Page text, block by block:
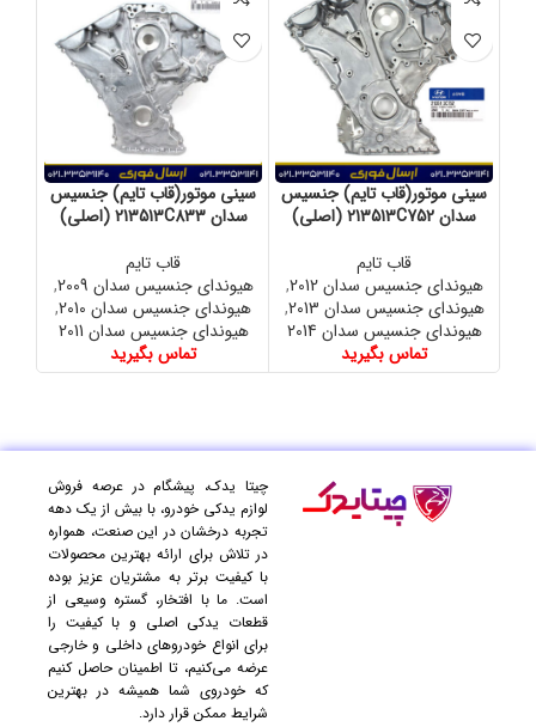
سینی موتور(قاب تایم) جنسیس
سدان 213513C752 (اصلی)
قاب تایم
هیوندای جنسیس سدان 2012
,
هیوندای جنسیس سدان 2013
,
هیوندای جنسیس سدان 2014
تماس بگیرید
سینی موتور(قاب تایم) جنسیس
سدان 213513C833 (اصلی)
قاب تایم
هیوندای جنسیس سدان 2009
,
هیوندای جنسیس سدان 2010
,
هیوندای جنسیس سدان 2011
تماس بگیرید
چیتا یدک، پیشگام در عرصه فروش
لوازم یدکی خودرو، با بیش از یک دهه
تجربه درخشان در این صنعت، همواره
در تلاش برای ارائه بهترین محصولات
با کیفیت برتر به مشتریان عزیز بوده
است. ما با افتخار، گستره وسیعی از
قطعات یدکی اصلی و با کیفیت را
برای انواع خودروهای داخلی و خارجی
عرضه می‌کنیم، تا اطمینان حاصل کنیم
که خودروی شما همیشه در بهترین
شرایط ممکن قرار دارد.